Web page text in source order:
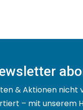
& Aktionen nicht
– mit unserem